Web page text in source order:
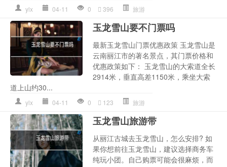
ylx 04-11 0 396 旅游
玉龙雪山要不门票吗
最新玉龙雪山门票优惠政策 玉龙雪山是
云南丽江市的著名景点，其门票价格和
优惠政策如下： 玉龙雪山的大索道全长
2914米，垂直高差1150米，乘坐大索
道上山约30...
ylx 04-11 0 123 旅游
玉龙雪山旅游带
从丽江古城去玉龙雪山，怎么安排? 如
果你想前往玉龙雪山，建议选择商务车
纯玩小团。自己购票可能会很麻烦，而